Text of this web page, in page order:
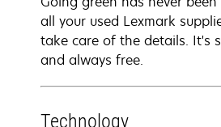
all your used Lexmark
take care of the details. It's
and always free.
Technology